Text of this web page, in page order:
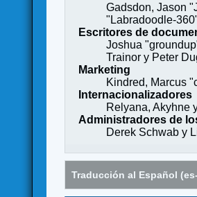
Gadsdon, Jason
"Labradoodle-
Escritores de
Joshua
Trainor y Peter
Marketing
Kindred, Marcus
Internacionalizadores
Relyana, Akyhne
Administradores de
Derek Schwab y
Traducción al Español